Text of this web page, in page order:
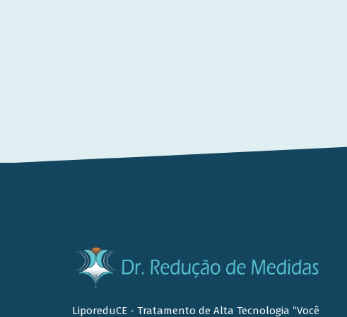
LiporeduCE - Tratamento de Alta Tecnologia “Você